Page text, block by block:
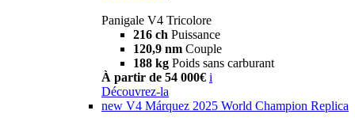
Panigale V4 Tricolore
216 ch Puissance
120,9 nm Couple
188 kg Poids sans carburant
À partir de 54 000€ i
Découvrez-la
new V4 Márquez 2025 World Champion Replica